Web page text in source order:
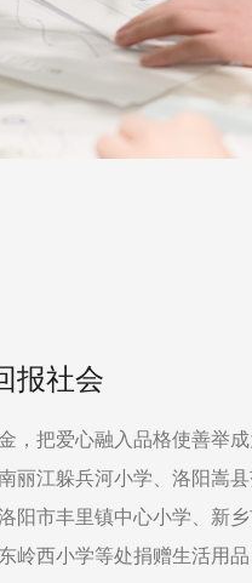
报社会
，把爱心融入品格使善举
丽江躲兵河小学、洛阳嵩
阳市丰里镇中心小学、新
岭西小学等处捐赠生活用